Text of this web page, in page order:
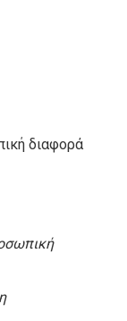
διαφορά